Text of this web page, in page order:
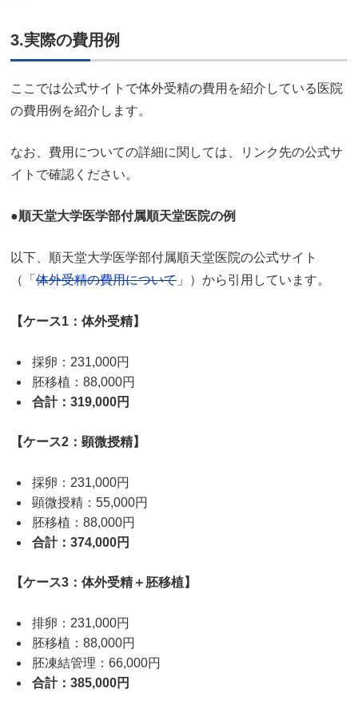
3.実際の費用例
ここでは公式サイトで体外受精の費用を紹介している医院
の費用例を紹介します。
なお、費用についての詳細に関しては、リンク先の公式サ
イトで確認ください。
●順天堂大学医学部付属順天堂医院の例
以下、順天堂大学医学部付属順天堂医院の公式サイト
（「 体外受精の費用について 」）から引用しています。
【ケース1：体外受精】
採卵：231,000円
胚移植：88,000円
合計：319,000円
【ケース2：顕微授精】
採卵：231,000円
顕微授精：55,000円
胚移植：88,000円
合計：374,000円
【ケース3：体外受精＋胚移植】
排卵：231,000円
胚移植：88,000円
胚凍結管理：66,000円
合計：385,000円